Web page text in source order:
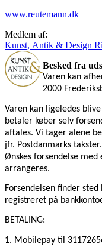
www.reutemann.dk
Medlem af:
Kunst, Antik & Design
Besked fra
Varen kan
2000
Varen kan ligeledes
betaler køber selv
aftales. Vi tager alene
jfr. Postdanmarks
Ønskes forsendelse
arrangeres.
Forsendelsen finder
registreret på
BETALING:
1. Mobilepay til